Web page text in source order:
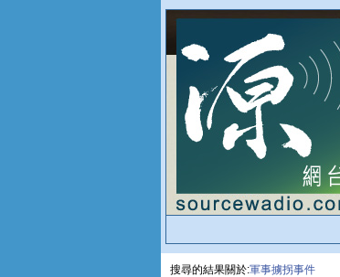
搜尋的結果關於:軍事擄拐事件